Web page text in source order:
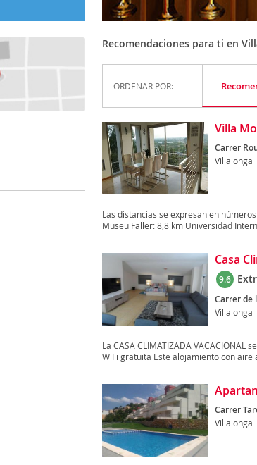
Recomendaciones para ti en
ORDENAR POR:
Villa
Carrer
Villalonga
Las distancias se expresan en
Museu Faller: 8,8 km Universidad
Casa
9.6
Carrer de
Villalonga
La CASA CLIMATIZADA
WiFi gratuita Este alojamiento con aire
Carrer
Villalonga